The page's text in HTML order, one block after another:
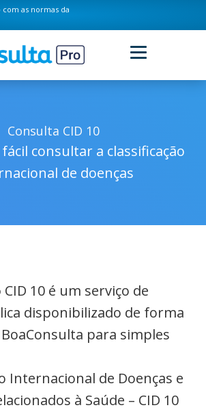
as normas da
Consulta CID 10
consultar a classificação
de doenças
10 é um serviço de
disponibilizado de forma
para simples
Internacional de Doenças e
à Saúde – CID 10